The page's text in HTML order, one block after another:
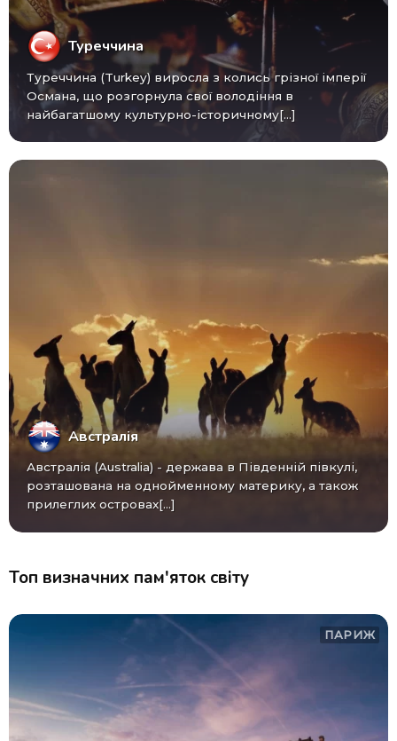
Туреччина
Туреччина (Turkey) виросла з колись грізної імперії
Османа, що розгорнула свої володіння в
найбагатшому культурно-історичному[...]
Австралія
Австралія (Australia) - ​​держава в Південній півкулі,
розташована на однойменному материку, а також
прилеглих островах[...]
Топ визначних пам'яток світу
ПАРИЖ